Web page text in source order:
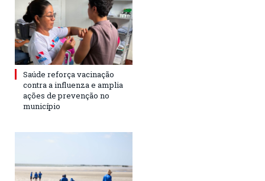
Saúde reforça vacinação
contra a influenza e amplia
ações de prevenção no
município